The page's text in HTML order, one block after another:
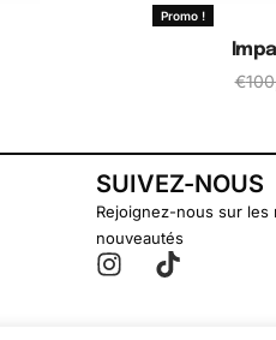
Promo !
€
SUIVEZ-NOUS
Rejoignez-nous sur
nouveautés